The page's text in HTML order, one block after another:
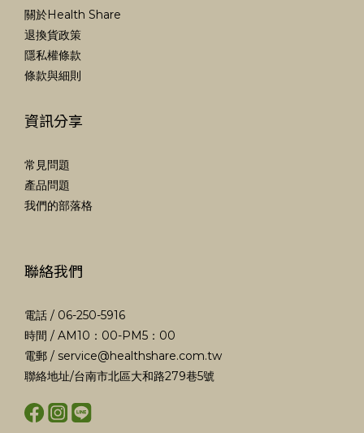
關於Health Share
退換貨政策
隱私權條款
條款與細則
資訊分享
常見問題
產品問題
我們的部落格
聯絡我們
電話 / 06-250-5916
時間 / AM10：00-PM5：00
電郵 / service@healthshare.com.tw
聯絡地址/台南市北區大和路279巷5號